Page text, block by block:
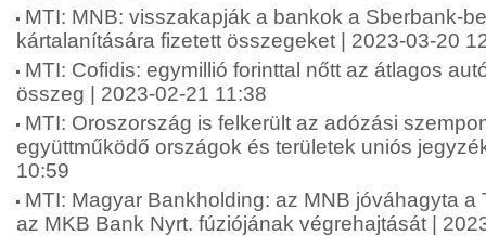
MTI: MNB: visszakapják a bankok a Sberbank-
kártalanítására fizetett összegeket | 2023-03-20
MTI: Cofidis: egymillió forinttal nőtt az átlagos
összeg | 2023-02-21 11:38
MTI: Oroszország is felkerült az adózási
együttműködő országok és területek uniós
10:59
MTI: Magyar Bankholding: az MNB jóváhagyta a
az MKB Bank Nyrt. fúziójának végrehajtását |